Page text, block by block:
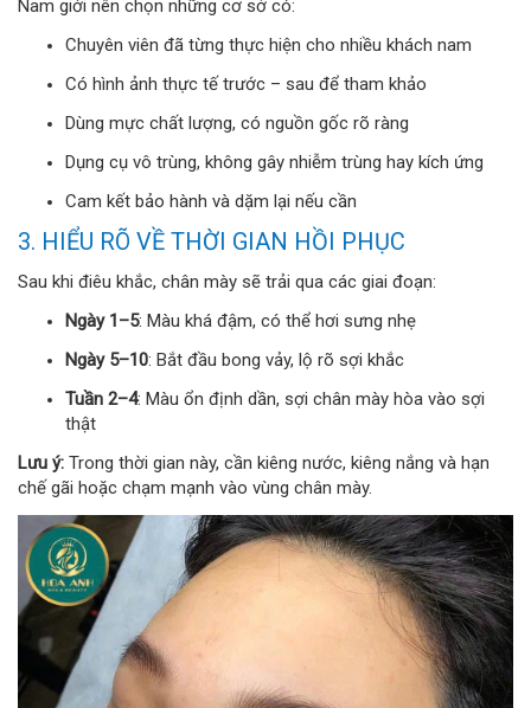
Nam giới nên chọn những cơ sở có:
Chuyên viên đã từng thực hiện cho nhiều khách nam
Có hình ảnh thực tế trước – sau để tham khảo
Dùng mực chất lượng, có nguồn gốc rõ ràng
Dụng cụ vô trùng, không gây nhiễm trùng hay kích ứng
Cam kết bảo hành và dặm lại nếu cần
3. HIỂU RÕ VỀ THỜI GIAN HỒI PHỤC
Sau khi điêu khắc, chân mày sẽ trải qua các giai đoạn:
Ngày 1–5: Màu khá đậm, có thể hơi sưng nhẹ
Ngày 5–10: Bắt đầu bong vảy, lộ rõ sợi khắc
Tuần 2–4: Màu ổn định dần, sợi chân mày hòa vào sợi
thật
Lưu ý: Trong thời gian này, cần kiêng nước, kiêng nắng và hạn
chế gãi hoặc chạm mạnh vào vùng chân mày.